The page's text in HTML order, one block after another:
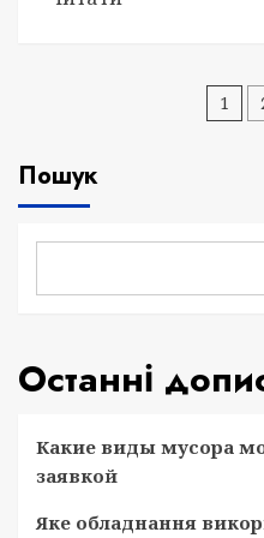
1
Пошук
Останні
Какие виды мусора
заявкой
Яке обладнання